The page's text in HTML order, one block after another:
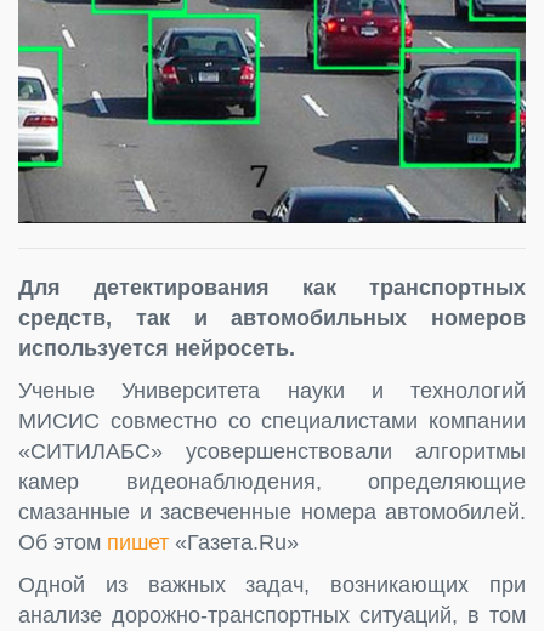
Для детектирования как транспортных
средств, так и автомобильных номеров
используется нейросеть.
Ученые Университета науки и технологий
МИСИС совместно со специалистами компании
«СИТИЛАБС» усовершенствовали алгоритмы
камер видеонаблюдения, определяющие
смазанные и засвеченные номера автомобилей.
Об этом пишет «Газета.Ru»
Одной из важных задач, возникающих при
анализе дорожно-транспортных ситуаций, в том